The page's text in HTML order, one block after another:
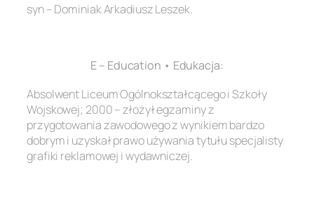
syn – Dominiak Arkadiusz Leszek.
E – Education • Edukacja:
Absolwent Liceum Ogólnokształcącego i Szkoły
Wojskowej; 2000 – złożył egzaminy z
przygotowania zawodowego z wynikiem bardzo
dobrym i uzyskał prawo używania tytułu specjalisty
grafiki reklamowej i wydawniczej.